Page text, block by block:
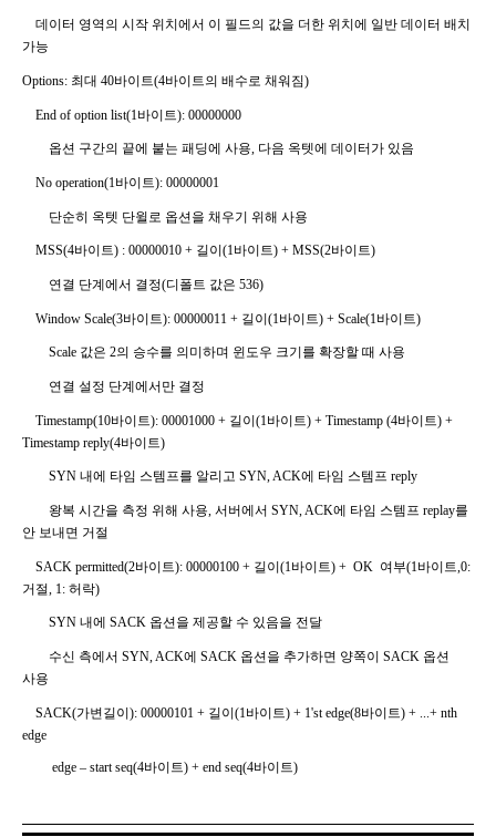
데이터 영역의 시작 위치에서 이 필드의 값을 더한 위치에 일반 데이터 배치
가능
Options: 최대 40바이트(4바이트의 배수로 채워짐)
End of option list(1 바이트): 00000000
옵션 구간의 끝에 붙는 패딩에 사용, 다음 옥텟에 데이터가 있음
No operation(1바이트): 00000001
단순히 옥텟 단윌로 옵션을 채우기 위해 사용
MSS(4바이트) : 00000010 + 길이 (1바이트) + MSS(2바이트)
연결 단계에서 결정(디폴트 값은 536)
Window Scale(3바이트): 00000011 + 길이(1 바이트) + Scale(1 바이트)
Scale 값은 2의 승수를 의미하며 윈도우 크기를 확장할 때 사용
연결 설정 단계에서만 결정
Timestamp(10바이트): 00001000 + 길이(1 바이트) + Timestamp (4바이트) +
Timestamp reply(4바이트)
SYN 내에 타임 스템프를 알리고 SYN, ACK에 타임 스템프 reply
왕복 시간을 측정 위해 사용, 서버에서 SYN, ACK에 타임 스템프 replay를
안 보내면 거절
SACK permitted(2바이트): 00000100 + 길이(1 바이트) + OK 여부(1 바이트 ,0:
거절 , 1: 허락)
SYN 내에 SACK 옵션을 제공할 수 있음을 전달
수신 측에서 SYN, ACK에 SACK 옵션을 추가하면 양쪽이 SACK 옵션
사용
SACK(가변길이): 00000101 + 길이(1 바이트) + 1'st edge(8바이트) + ...+ nth
edge
edge – start seq(4바이트) + end seq(4바이트)